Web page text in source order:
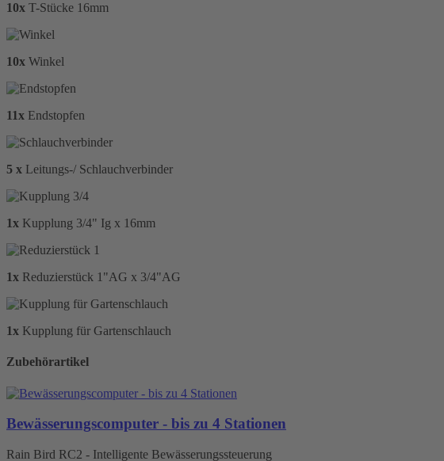
10x T-Stücke 16mm
10x Winkel
11x Endstopfen
5 x Leitungs-/ Schlauchverbinder
1x Kupplung 3/4" Ig x 16mm
1x Reduzierstück 1"AG x 3/4"AG
1x Kupplung für Gartenschlauch
Zubehörartikel
Bewässerungscomputer - bis zu 4 Stationen
Rain Bird RC2 - Intelligente Bewässerungssteuerung